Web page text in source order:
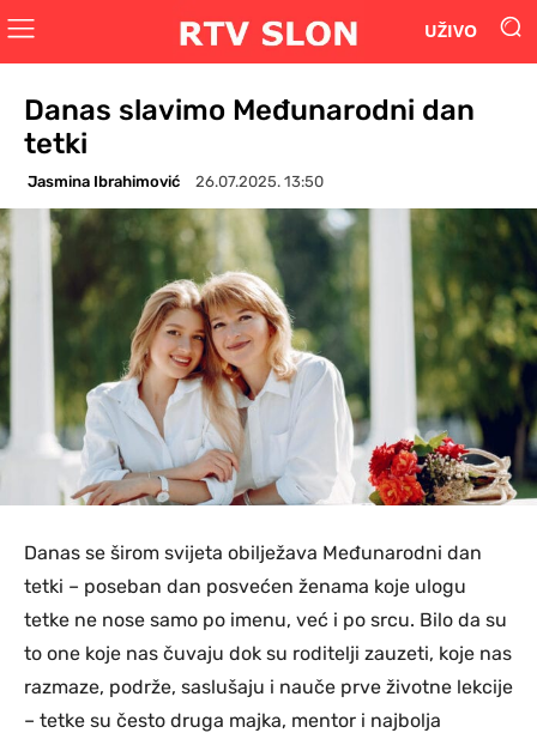
UŽIVO
Danas slavimo Međunarodni dan
tetki
Jasmina Ibrahimović 26.07.2025. 13:50
Danas se širom svijeta obilježava Međunarodni dan
tetki – poseban dan posvećen ženama koje ulogu
tetke ne nose samo po imenu, već i po srcu. Bilo da su
to one koje nas čuvaju dok su roditelji zauzeti, koje nas
razmaze, podrže, saslušaju i nauče prve životne lekcije
– tetke su često druga majka, mentor i najbolja